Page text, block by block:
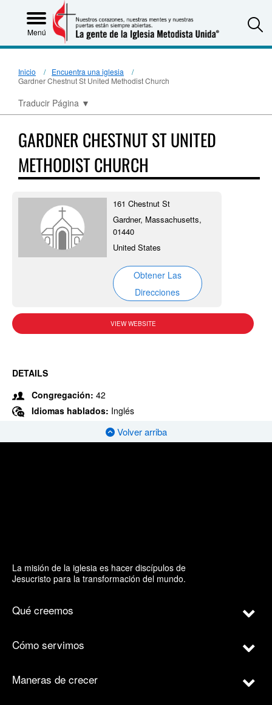
Menú
Inicio
Encuentra una iglesia
Gardner Chestnut St United Methodist Church
Traducir Página ▼
GARDNER CHESTNUT ST UNITED
METHODIST CHURCH
161 Chestnut St
Gardner, Massachusetts,
01440
United States
Obtener Las
Direcciones
VIEW WEBSITE
DETAILS
Congregación: 42
Idiomas hablados: Inglés
Volver arriba
La misión de la iglesia es hacer discípulos de
Jesucristo para la transformación del mundo.
Qué creemos
Cómo servimos
Maneras de crecer